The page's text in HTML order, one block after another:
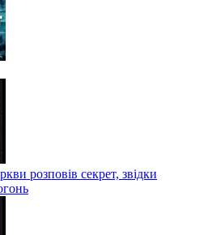
розповів секрет, звідки